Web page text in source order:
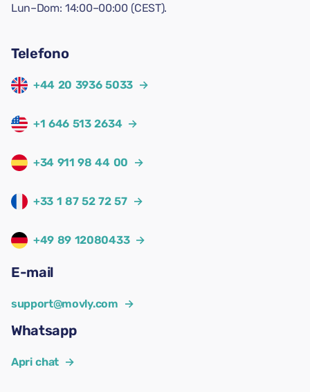
Lun–Dom: 14:00–00:00 (CEST).
Telefono
+44 20 3936 5033 →
+1 646 513 2634 →
+34 911 98 44 00 →
+33 1 87 52 72 57 →
+49 89 12080433 →
E-mail
support@movly.com →
Whatsapp
Apri chat →